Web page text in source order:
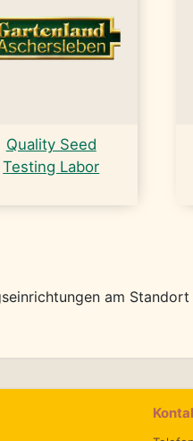
Quality Seed
Testing Labor
am